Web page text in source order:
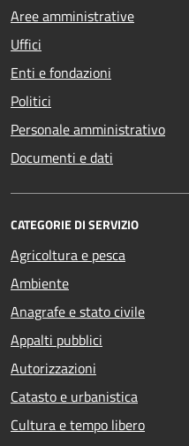
Aree amministrative
Uffici
Enti e fondazioni
Politici
Personale amministrativo
Documenti e dati
CATEGORIE DI SERVIZIO
Agricoltura e pesca
Ambiente
Anagrafe e stato civile
Appalti pubblici
Autorizzazioni
Catasto e urbanistica
Cultura e tempo libero